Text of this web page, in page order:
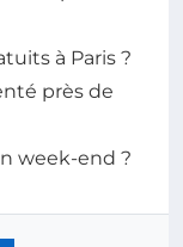
à Paris ?
près de
week-end ?